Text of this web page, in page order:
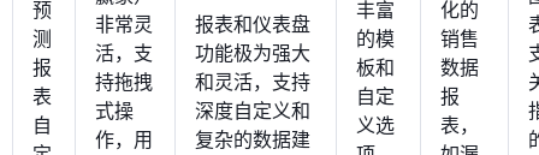
预
测
报
表
自
非常灵
活，支
持拖拽
式操
作，用
报表和仪表盘
功能极为强大
和灵活，支持
深度自定义和
复杂的数据建
丰富
的模
板和
自定
义选
化的
销售
数据
报
表，